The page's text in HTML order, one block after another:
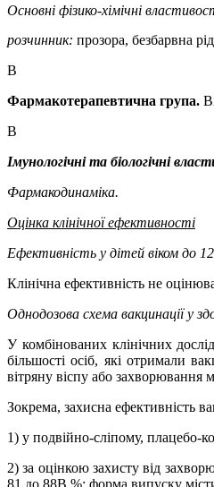
Основні фізико-хімічні
розчинник: прозора, безбарвна
В
Фармакотерапевтична група.
В
Імунологічні та біологічні
Фармакодинаміка.
Оцінка клінічної ефективності
Ефективність у дітей віком до 12
Клінічна ефективність не
Однодозова схема вакцинації у
У комбінованих клінічних
більшості осіб, які отримали
вітряну віспу або захворювання
Зокрема, захисна ефективність
1) у подвійно-сліпому, плацебо-
2) за оцінкою захисту від
81 до 88В %; форма випуску